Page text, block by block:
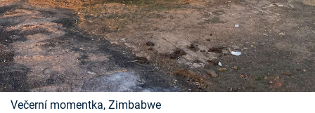
Večerní momentka, Zimbabwe